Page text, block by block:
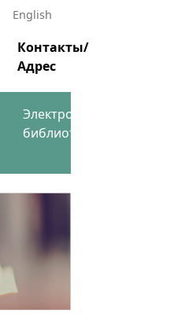
English
Контакты/
Адрес
Электронная
библиотека